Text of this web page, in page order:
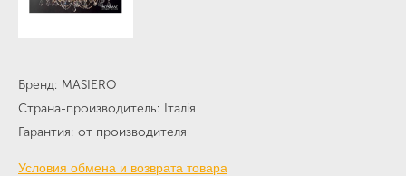
Бренд MASIERO
Страна-производитель Італія
Гарантия от производителя
Условия обмена и возврата товара